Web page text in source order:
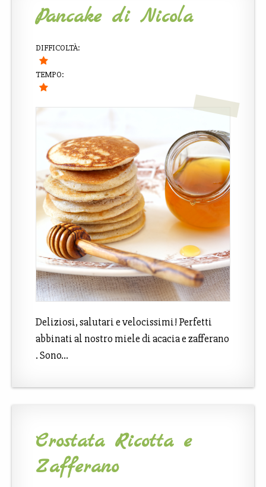
Pancake di Nicola
DIFFICOLTÀ:
TEMPO:
Deliziosi, salutari e velocissimi! Perfetti
abbinati al nostro miele di acacia e zafferano
. Sono…
Crostata Ricotta e
Zafferano